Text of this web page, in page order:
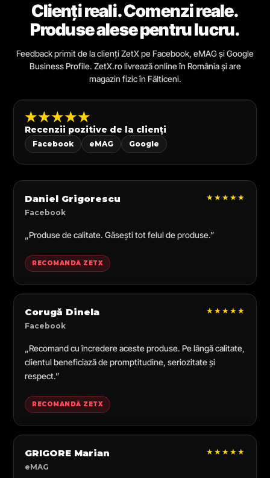
Clienți reali. Comenzi reale.
Produse alese pentru lucru.
Feedback primit de la clienți ZetX pe Facebook, eMAG și Google
Business Profile. ZetX.ro livrează online în România și are
magazin fizic în Fălticeni.
★★★★★
Recenzii pozitive de la clienți
Facebook eMAG Google
Daniel Grigorescu
Facebook
★★★★★
„Produse de calitate. Găsești tot felul de produse.”
RECOMANDĂ ZETX
Corugă Dinela
Facebook
★★★★★
„Recomand cu încredere aceste produse. Pe lângă calitate,
clientul beneficiază de promptitudine, seriozitate și
respect.”
RECOMANDĂ ZETX
GRIGORE Marian
eMAG
★★★★★